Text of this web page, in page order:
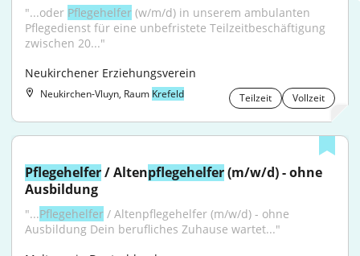
"...oder Pflegehelfer (w/m/d) in unserem ambulanten
Pflegedienst für eine unbefristete Teilzeitbeschäftigung
zwischen 20..."
Neukirchener Erziehungsverein
Neukirchen-Vluyn, Raum Krefeld Teilzeit Vollzeit
Pflegehelfer / Altenpflegehelfer (m/w/d) - ohne
Ausbildung
"...Pflegehelfer / Altenpflegehelfer (m/w/d) - ohne
Ausbildung Dein berufliches Zuhause wartet..."